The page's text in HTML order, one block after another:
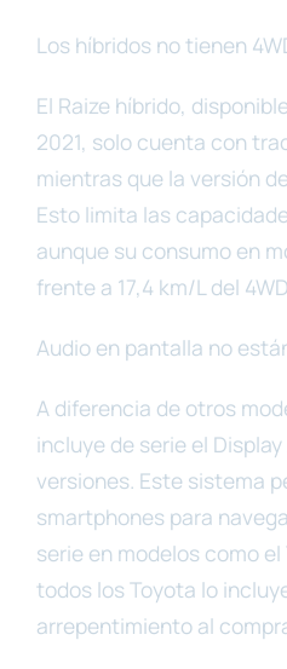
Los híbridos no tienen
El Raize híbrido,
2021, solo cuenta con
mientras que la versión
Esto limita las
aunque su consumo en
frente a 17,4 km/L del
Audio en pantalla no
A diferencia de otros
incluye de serie el
versiones. Este sistema
smartphones para
serie en modelos como
todos los Toyota lo
arrepentimiento al